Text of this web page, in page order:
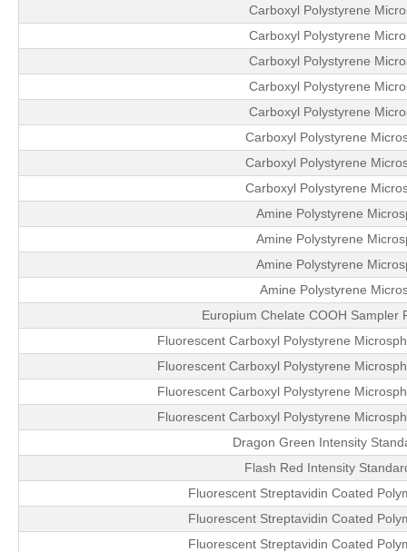
Carboxyl Polystyrene
Carboxyl Polystyrene
Carboxyl Polystyrene
Carboxyl Polystyrene
Carboxyl Polystyrene
Carboxyl Polystyrene
Carboxyl Polystyrene
Carboxyl Polystyrene
Amine Polystyrene
Amine Polystyrene
Amine Polystyrene
Amine Polystyrene
Europium Chelate COOH Sampler
Fluorescent Carboxyl Polystyrene
Fluorescent Carboxyl Polystyrene
Fluorescent Carboxyl Polystyrene
Fluorescent Carboxyl Polystyrene
Dragon Green Intensity
Flash Red Intensity
Fluorescent Streptavidin Coated
Fluorescent Streptavidin Coated
Fluorescent Streptavidin Coated